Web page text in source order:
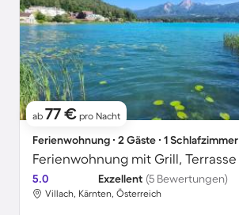
ab 77 € pro Nacht
Ferienwohnung ∙ 2 Gäste ∙ 1 Schlafzimmer
5.0 Exzellent (5 Bewertungen)
Villach, Kärnten, Österreich